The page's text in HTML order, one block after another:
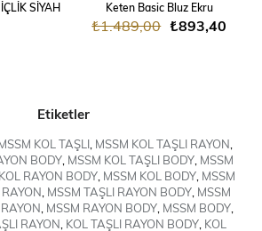
SİYAH Keten Basic Bluz Ekru
₺893,40
₺1.489,00
Etiketler
KOL TAŞLI, MSSM KOL TAŞLI RAYON
BODY MSSM KOL TAŞLI BODY MSSM
RAYON BODY, MSSM KOL BODY, MSSM
MSSM TAŞLI RAYON BODY MSSM
MSSM RAYON BODY, MSSM BODY,
RAYON KOL TAŞLI RAYON BODY, KOL